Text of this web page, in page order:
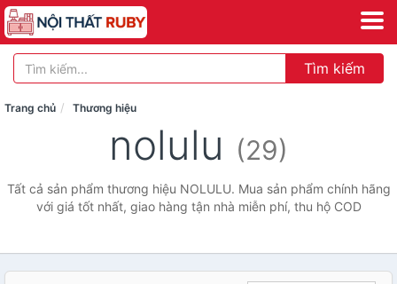
Tìm kiếm
Trang chủ Thương hiệu
nolulu (29)
Tất cả sản phẩm thương hiệu NOLULU. Mua sản phẩm chính hãng
với giá tốt nhất, giao hàng tận nhà miễn phí, thu hộ COD